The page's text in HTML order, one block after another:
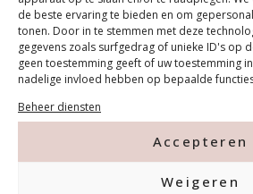
de beste ervaring te bieden en om
tonen. Door in te stemmen met deze
gegevens zoals surfgedrag of unieke ID's op
geen toestemming geeft of uw toestemming
nadelige invloed hebben op bepaalde
Beheer diensten
Accepteren
Weigeren
Natuurlijke nagels
€9,99
In winkelwagen